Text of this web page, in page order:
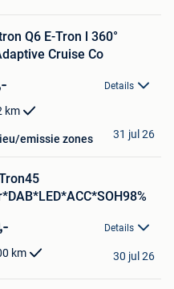
Q6 E-Tron l 360°
Cruise Co
Details
km
emissie zones 31 jul 26
Details
km 30 jul 26